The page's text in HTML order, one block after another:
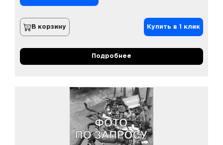
В корзину Купить в 1 клик
Подробнее